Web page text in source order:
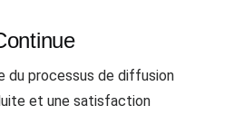
du processus de diffusion
et une satisfaction